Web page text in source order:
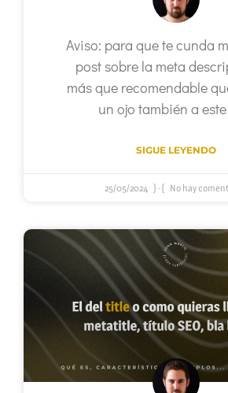
Aviso: para que te cunda
post sobre la meta
más que recomendable
un ojo también a
SIGUE LEYENDO
25/05/2024 No hay